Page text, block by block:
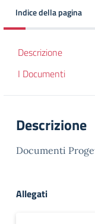
Indice della pagina
Descrizione
I Documenti
Descrizione
Documenti
Allegati